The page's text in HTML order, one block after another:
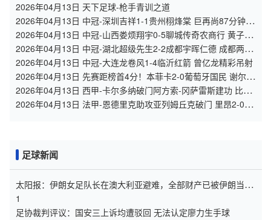
2026年04月13日 天下足球-枪手青训之道
2026年04月13日 中冠-深圳吉祥1-1贵州栩烽棠 巨再尚87分钟扳
平
2026年04月13日 中冠-山西娄烦翔宇0-5聊城传奇农商行 黄子问
梅开二度
2026年04月13日 中冠-湖北超级先生2-2成都宇晖仁德 成都两度
被扳平
2026年04月13日 中冠-大连龙卷风1-4临沂红箭 曾亿龙精彩吊射
2026年04月13日 先赛距榜首4分！本菲卡2-0葡萄牙国民 谢尔德
鲁普闪击+造点
2026年04月13日 西甲-卡尔多纳破门阿方索-冈萨雷斯建功 比利
亚雷亚尔2-1毕尔巴鄂
2026年04月13日 法甲-恩德里克助攻亚列姆丘克破门 里昂2-0洛
足球新闻
太阳报：伊朗女足队长在澳大利亚避难，全部财产已被伊朗当局
没收
1
足协裁判评议：国安三上诉均遭驳回 无法认定廖力生手球